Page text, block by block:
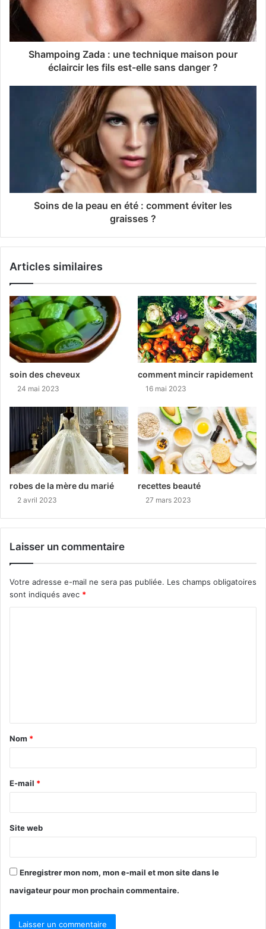
Shampoing Zada ​​: une technique maison pour
éclaircir les fils est-elle sans danger ?
Soins de la peau en été : comment éviter les
graisses ?
Articles similaires
soin des cheveux
24 mai 2023
comment mincir rapidement
16 mai 2023
robes de la mère du marié
2 avril 2023
recettes beauté
27 mars 2023
Laisser un commentaire
Votre adresse e-mail ne sera pas publiée. Les champs obligatoires
sont indiqués avec *
t
a
e
*
Nom *
E-mail *
Site web
Enregistrer mon nom, mon e-mail et mon site dans le
navigateur pour mon prochain commentaire.